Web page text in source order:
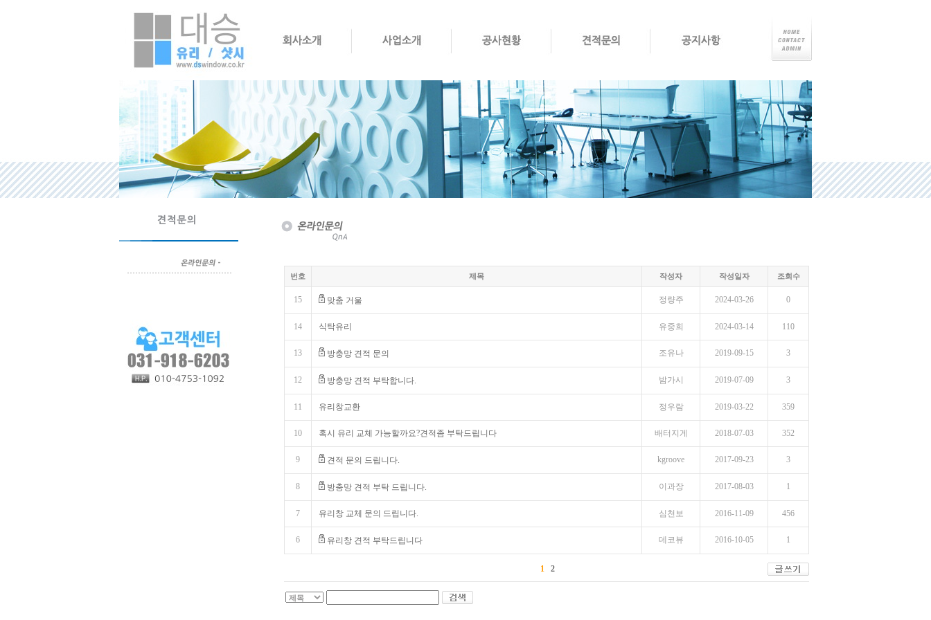
번호 제목 작성자 작성일자 조회수
15 맞춤 거울 정량주 2024-03-26 0
14 식탁유리 유중희 2024-03-14 110
13 방충망 견적 문의 조유나 2019-09-15 3
12 방충망 견적 부탁합니다. 밤가시 2019-07-09 3
11 유리창교환 정우람 2019-03-22 359
10 혹시 유리 교체 가능할까요?견적좀 부탁드립니다 배터지게 2018-07-03 352
9 견적 문의 드립니다. kgroove 2017-09-23 3
8 방충망 견적 부탁 드립니다. 이과장 2017-08-03 1
7 유리창 교체 문의 드립니다. 심천보 2016-11-09 456
6 유리창 견적 부탁드립니다 데코뷰 2016-10-05 1
1 2